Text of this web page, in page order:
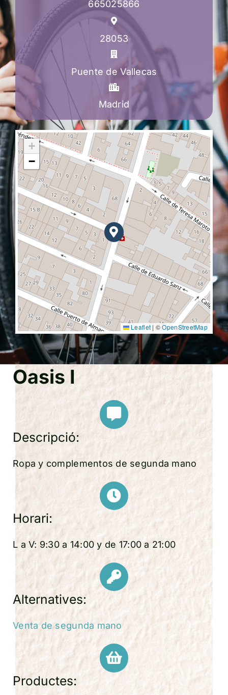
665025866
28053
Puente de Vallecas
Madrid
+
−
Leaflet | ©OpenStreetMap
Oasis I
Descripció:
Ropa y complementos de segunda mano
Horari:
L a V: 9:30 a 14:00 y de 17:00 a 21:00
Alternatives:
Venta de segunda mano
Productes: